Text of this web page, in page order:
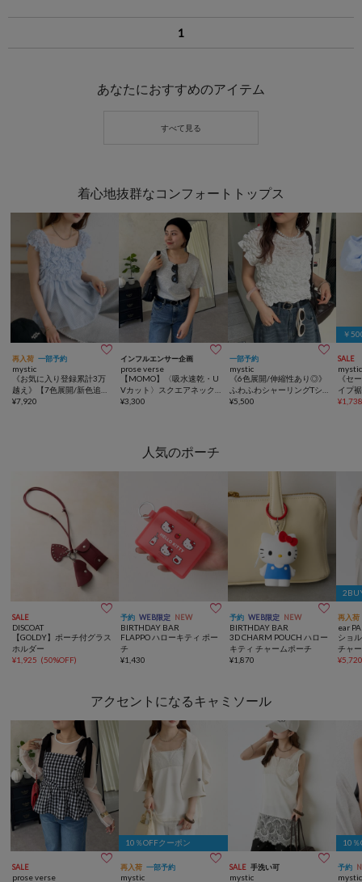
1
あなたにおすすめのアイテム
着心地抜群なコンフォートトップス
再入荷 一部予約 
mystic
《お気に入り登録累計3万
越え》【7色展開/新色追
加】ふわふわシャーリング
¥7,920
インフルエンサー企画 
prose verse
【MOMO】〈吸水速乾・U
Vカット〉スクエアネックT
シャツ
¥3,300
一部予約 
mystic
《6色展開/伸縮性あり◎》
ふわふわシャーリングTシ
ャツ
¥5,500
￥
SALE
mystic
《セ
イプ
¥
人気のポーチ
SALE 
DISCOAT
【GOLDY】ポーチ付グラス
ホルダー
¥1,925 (50%OFF)
予約 WEB限定 NEW 
BIRTHDAY BAR
FLAPPO ハローキティ ポー
チ
¥1,430
予約 WEB限定 NEW 
BIRTHDAY BAR
3D CHARM POUCH ハロー
キティ チャームポーチ
¥1,870
再入荷
ear
ショ
チャ
¥
アクセントになるキャミソール
SALE 
prose verse
10％OFFクーポン
再入荷 一部予約 
mystic
SALE 手洗い可 
mystic
10％
予約
mystic